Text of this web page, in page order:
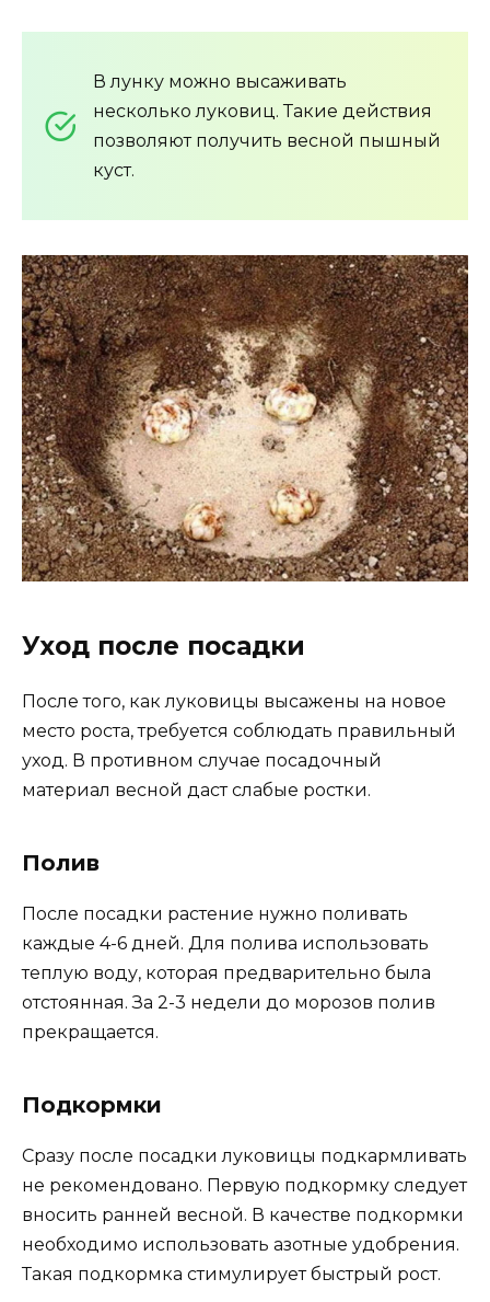
В лунку можно высаживать
несколько луковиц. Такие действия
позволяют получить весной пышный
куст.
Уход после посадки
После того, как луковицы высажены на новое
место роста, требуется соблюдать правильный
уход. В противном случае посадочный
материал весной даст слабые ростки.
Полив
После посадки растение нужно поливать
каждые 4-6 дней. Для полива использовать
теплую воду, которая предварительно была
отстоянная. За 2-3 недели до морозов полив
прекращается.
Подкормки
Сразу после посадки луковицы подкармливать
не рекомендовано. Первую подкормку следует
вносить ранней весной. В качестве подкормки
необходимо использовать азотные удобрения.
Такая подкормка стимулирует быстрый рост.